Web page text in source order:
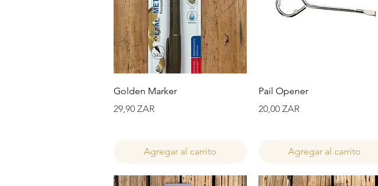
Vista rápida
Golden Marker
Precio
29,90 ZAR
Agregar al carrito
Vista rápida
Pail Opener
Precio
20,00 ZAR
Agregar al carrito